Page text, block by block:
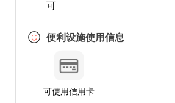
可
便利设施使用信息
可使用信用卡